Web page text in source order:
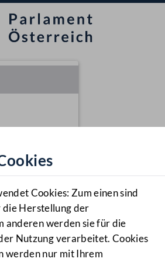
öffnen
Cookies: Zum einen sind
Herstellung der
anderen werden sie für die
Nutzung verarbeitet. Cookies
werden nur mit Ihrem
NR